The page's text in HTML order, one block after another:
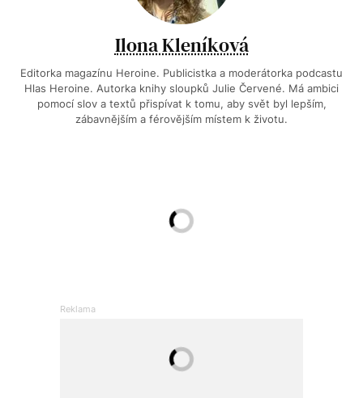
Ilona Kleníková
Editorka magazínu Heroine. Publicistka a moderátorka podcastu
Hlas Heroine. Autorka knihy sloupků Julie Červené. Má ambici
pomocí slov a textů přispívat k tomu, aby svět byl lepším,
zábavnějším a férovějším místem k životu.